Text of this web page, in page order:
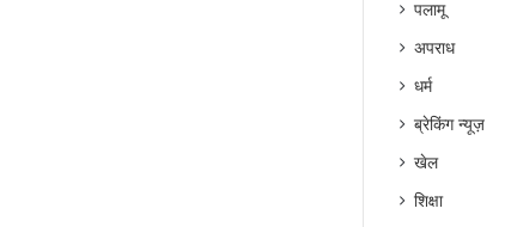
पलामू
अपराध
धर्म
ब्रेकिंग न्यूज़
खेल
शिक्षा